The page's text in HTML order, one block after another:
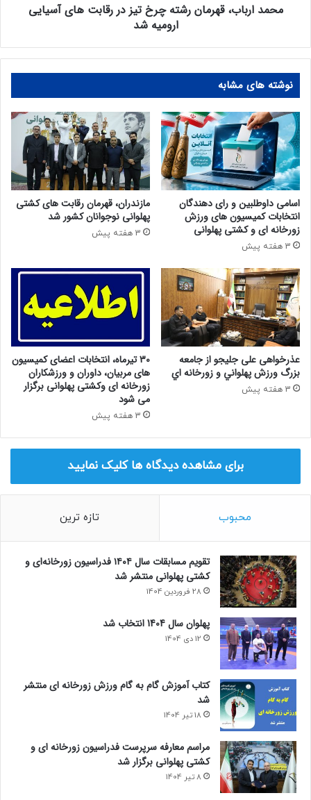
محمد ارباب، قهرمان رشته چرخ تیز در رقابت های آسیایی
ارومیه شد
نوشته های مشابه
اسامی داوطلبین و رای دهندگان
انتخابات کمیسیون های ورزش
زورخانه ای و کشتی پهلوانی
3 هفته پیش
مازندران، قهرمان رقابت های کشتی
پهلوانی نوجوانان کشور شد
3 هفته پیش
عذرخواهی علی جلیجو از جامعه
بزرگ ورزش پهلواني و زورخانه اي
3 هفته پیش
30 تیرماه، انتخابات اعضای کمیسیون
های مربیان، داوران و ورزشکاران
زورخانه ای وکشتی پهلوانی برگزار
می شود
3 هفته پیش
برای مشاهده دیدگاه ها کلیک نمایید
محبوب تازه ترین
تقویم مسابقات سال ۱۴۰۴ فدراسیون زورخانه‌ای و
کشتی پهلوانی منتشر شد
28 فروردین 1404
پهلوان سال 1404 انتخاب شد
12 دی 1404
کتاب آموزش گام به گام ورزش زورخانه ای منتشر
شد
18 تیر 1404
مراسم معارفه سرپرست فدراسیون زورخانه ای و
کشتی پهلوانی برگزار شد
8 تیر 1404